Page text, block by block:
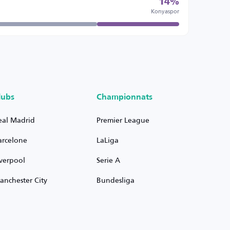
14%
Konyaspor
Madrid
City
Championnats
Premier League
LaLiga
Serie A
Bundesliga